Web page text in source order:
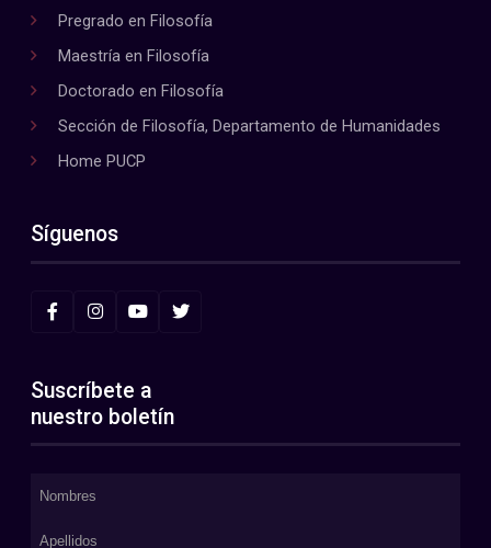
Pregrado en Filosofía
Maestría en Filosofía
Doctorado en Filosofía
Sección de Filosofía, Departamento de Humanidades
Home PUCP
Síguenos
Suscríbete a
nuestro boletín